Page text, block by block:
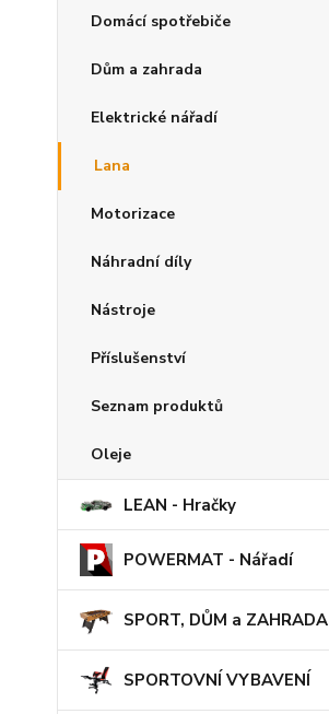
Domácí spotřebiče
Dům a zahrada
Elektrické nářadí
Lana
Motorizace
Náhradní díly
Nástroje
Příslušenství
Seznam produktů
Oleje
LEAN - Hračky
POWERMAT - Nářadí
SPORT, DŮM a ZAHRADA
SPORTOVNÍ VYBAVENÍ